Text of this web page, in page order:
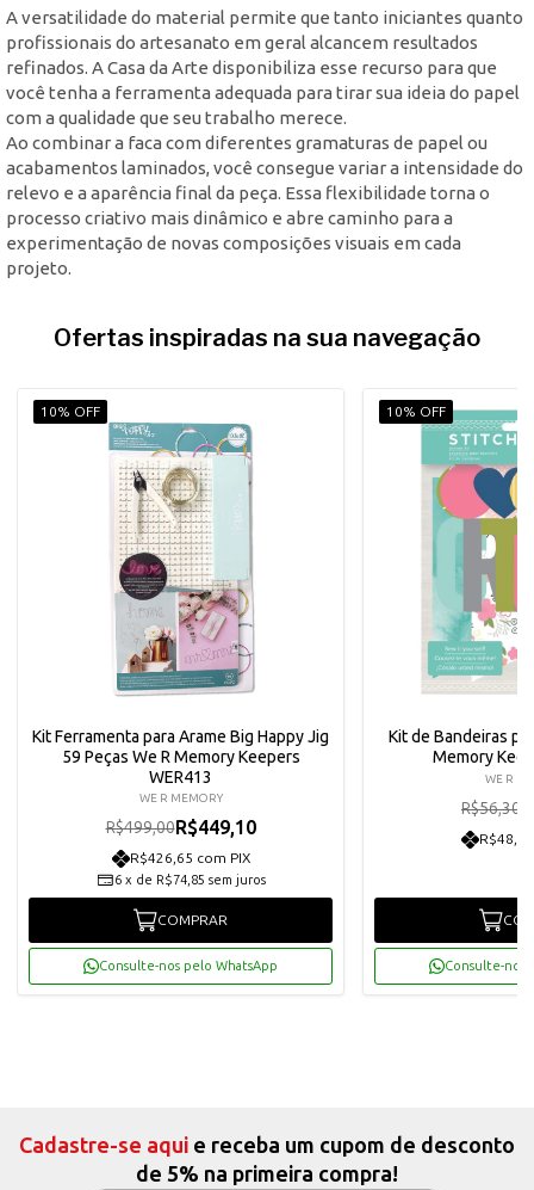
A versatilidade do material permite que tanto iniciantes quanto
profissionais do artesanato em geral alcancem resultados
refinados. A Casa da Arte disponibiliza esse recurso para que
você tenha a ferramenta adequada para tirar sua ideia do papel
com a qualidade que seu trabalho merece.
Ao combinar a faca com diferentes gramaturas de papel ou
acabamentos laminados, você consegue variar a intensidade do
relevo e a aparência final da peça. Essa flexibilidade torna o
processo criativo mais dinâmico e abre caminho para a
experimentação de novas composições visuais em cada
projeto.
Ofertas inspiradas na sua navegação
10% OFF
Kit Ferramenta para Arame Big Happy Jig
59 Peças We R Memory Keepers
WER413
WE R MEMORY
R$499,00R$449,10
R$426,65 com PIX
6 x de R$74,85 sem juros
COMPRAR
Consulte-nos pelo WhatsApp
10% OFF
Kit de Bandeiras
Memory
WE R
R$56,30
Consulte-nos
Cadastre-se aqui e receba um cupom de desconto
de 5% na primeira compra!